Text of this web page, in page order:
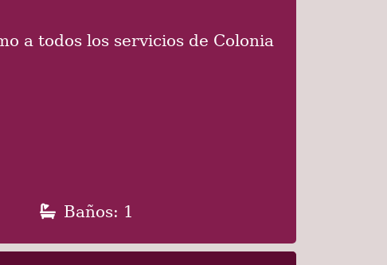
Baños: 1